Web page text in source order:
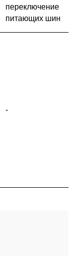
переключение
питающих шин
-